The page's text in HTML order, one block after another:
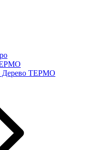
Дерево ТЕРМО